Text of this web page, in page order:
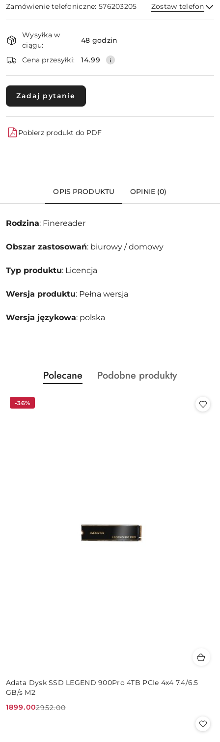
Zamówienie telefoniczne: 576203205 Zostaw telefon
i
dostawa
Wysyłka w
ciągu:
48 godzin
Cena przesyłki: 14.99
Zadaj pytanie
Pobierz produkt do PDF
OPIS PRODUKTU OPINIE (0)
Rodzina: Finereader
Obszar zastosowań: biurowy / domowy
Typ produktu: Licencja
Wersja produktu: Pełna wersja
Wersja językowa: polska
Pomiń karuzelę produktów
Produkty
o
Polecane
Produkty
Podobne produkty
Adata Dysk SSD LEGEND 900Pro 4TB PCIe 4x4 7.4/6.5
GB/s M2
Cena
1899.00
Cena
2952.00
-36%